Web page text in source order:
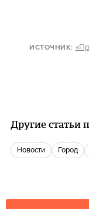
ИСТОЧНИК:
Другие статьи
новости город